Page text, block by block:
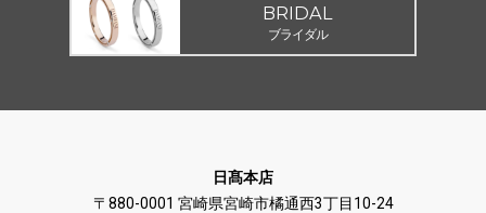
BRIDAL
ブライダル
日髙本店
〒880-0001 宮崎県宮崎市橘通西3丁目10-24